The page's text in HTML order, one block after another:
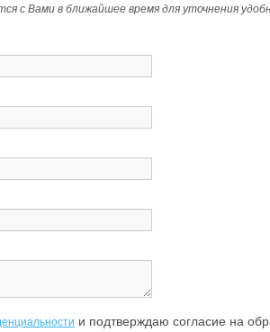
с Вами в ближайшее время для уточнения
и подтверждаю согласие на